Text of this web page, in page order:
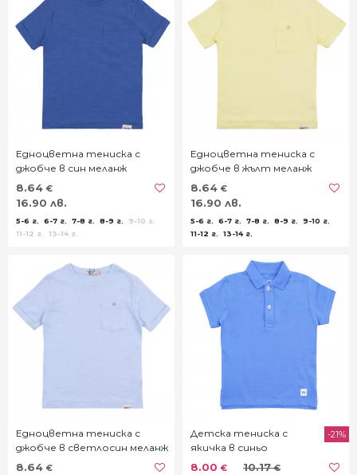
Едноцветна тениска с
джобче в син меланж
8.64 €
16.90 лв.
5-6 г. 6-7 г. 7-8 г. 8-9 г.
9-10 г.
11-12 г.
13-14 г.
Едноцветна тениска с
джобче в жълт меланж
8.64 €
16.90 лв.
5-6 г. 6-7 г. 7-8 г. 8-9 г.
9-10 г.
11-12 г.
13-14 г.
Едноцветна тениска с
джобче в светлосин меланж
8.64 €
Детска тениска с
якичка в синьо
-21%
8.00 € 10.17€